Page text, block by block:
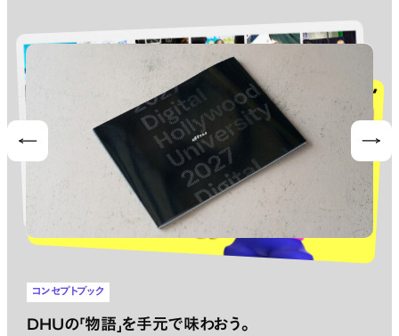
コンセプトブック
DHUの「物語」を手元で味わおう。